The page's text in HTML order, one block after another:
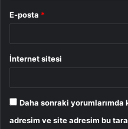
E-posta *
İnternet sitesi
Daha sonraki yorumlarımda
adresim ve site adresim bu